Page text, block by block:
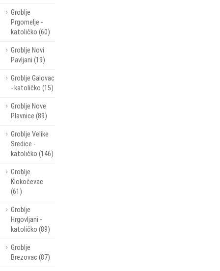
Groblje
Prgomelje -
katoličko (60)
Groblje Novi
Pavljani (19)
Groblje Galovac
- katoličko (15)
Groblje Nove
Plavnice (89)
Groblje Velike
Sredice -
katoličko (146)
Groblje
Klokočevac
(61)
Groblje
Hrgovljani -
katoličko (89)
Groblje
Brezovac (87)